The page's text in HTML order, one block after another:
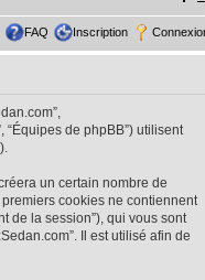
FAQ Inscription
“Équipes de phpBB”) utilisent
un certain nombre de
cookies ne contiennent
de la session”), qui vous sont
Il est utilisé afin de